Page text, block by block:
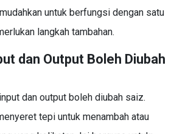
untuk berfungsi dengan satu
langkah tambahan.
dan Output Boleh Diubah
dan output boleh diubah saiz.
tepi untuk menambah atau